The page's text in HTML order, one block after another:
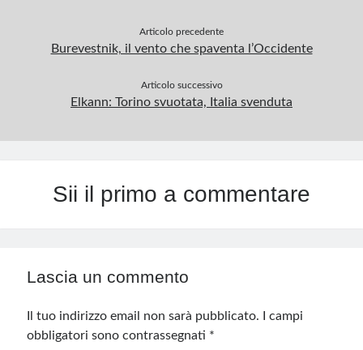
Articolo precedente
Burevestnik, il vento che spaventa l’Occidente
Articolo successivo
Elkann: Torino svuotata, Italia svenduta
Sii il primo a commentare
Lascia un commento
Il tuo indirizzo email non sarà pubblicato.
I campi
obbligatori sono contrassegnati *